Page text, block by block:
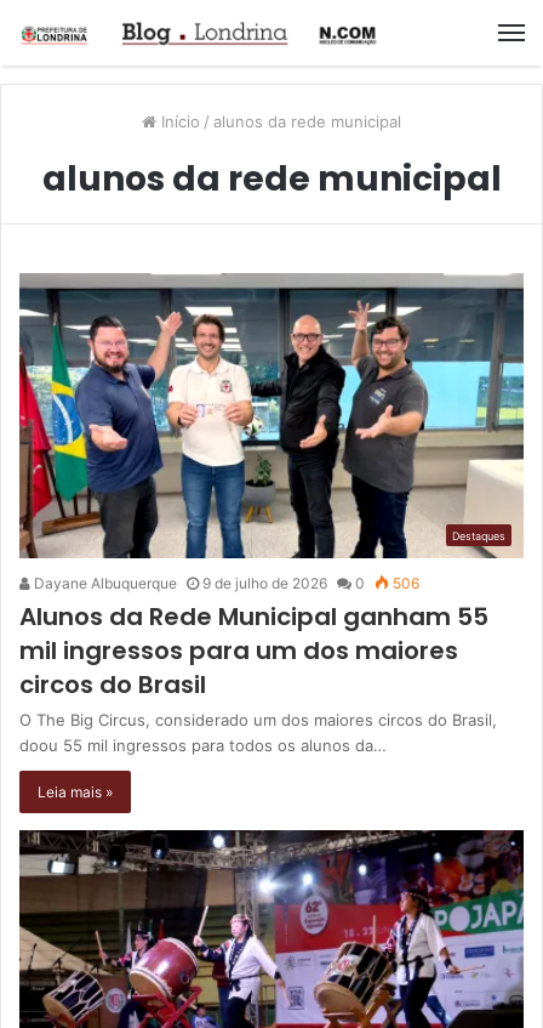
Início / alunos da rede municipal
alunos da rede municipal
Destaques
Dayane Albuquerque 9 de julho de 2026 0 506
Alunos da Rede Municipal ganham 55
mil ingressos para um dos maiores
circos do Brasil
O The Big Circus, considerado um dos maiores circos do Brasil,
doou 55 mil ingressos para todos os alunos da…
Leia mais »